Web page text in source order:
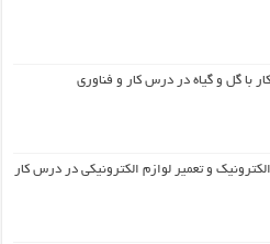
با گل و گیاه در درس کار و فناوری
و تعمیر لوازم الکترونیکی در درس کار